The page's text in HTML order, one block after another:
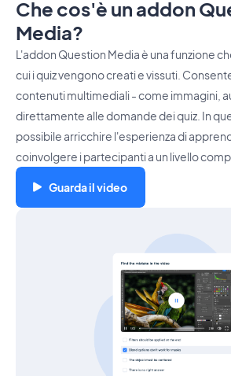
Che cos'è un addon
Media?
L'addon Question Media è una funzione
cui i quiz vengono creati e vissuti.
contenuti multimediali - come immagini,
direttamente alle domande dei quiz. In
possibile arricchire l'esperienza di
coinvolgere i partecipanti a un livello
Guarda il video